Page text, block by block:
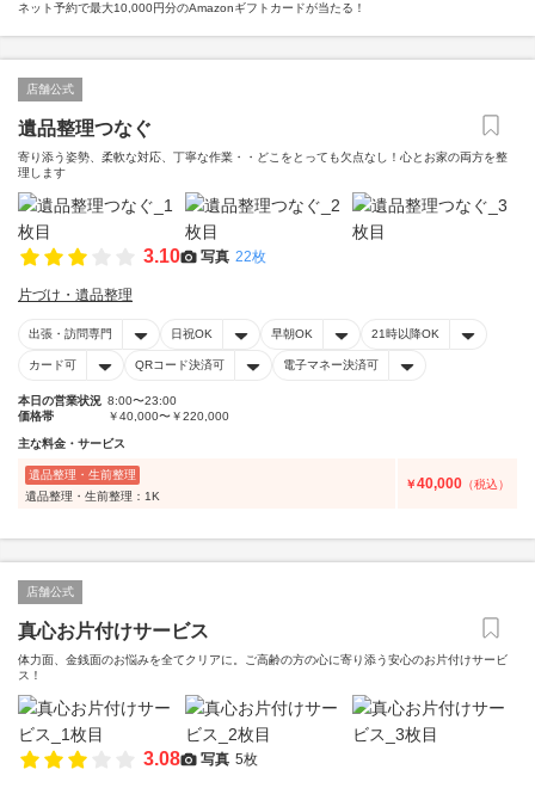
ネット予約で最大10,000円分のAmazonギフトカードが当たる！
店舗公式
遺品整理つなぐ
寄り添う姿勢、柔軟な対応、丁寧な作業・・どこをとっても欠点なし！心とお家の両方を整
理します
3.10 写真 22枚
片づけ・遺品整理
出張・訪問専門 日祝OK 早朝OK 21時以降OK
カード可 QRコード決済可 電子マネー決済可
本日の営業状況 8:00〜23:00
価格帯
￥40,000〜￥220,000
主な料金・サービス
遺品整理・生前整理
遺品整理・生前整理：1K
￥40,000 （税込）
店舗公式
真心お片付けサービス
体力面、金銭面のお悩みを全てクリアに。ご高齢の方の心に寄り添う安心のお片付けサービ
ス！
3.08 写真 5枚